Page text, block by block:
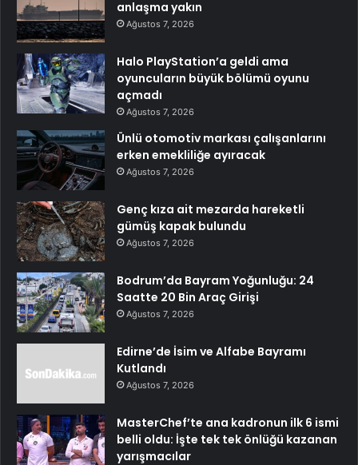
anlaşma yakın
Ağustos 7, 2026
Halo PlayStation’a geldi ama
oyuncuların büyük bölümü oyunu
açmadı
Ağustos 7, 2026
Ünlü otomotiv markası çalışanlarını
erken emekliliğe ayıracak
Ağustos 7, 2026
Genç kıza ait mezarda hareketli
gümüş kapak bulundu
Ağustos 7, 2026
Bodrum’da Bayram Yoğunluğu: 24
Saatte 20 Bin Araç Girişi
Ağustos 7, 2026
Edirne’de İsim ve Alfabe Bayramı
Kutlandı
Ağustos 7, 2026
MasterChef’te ana kadronun ilk 6 ismi
belli oldu: İşte tek tek önlüğü kazanan
yarışmacılar